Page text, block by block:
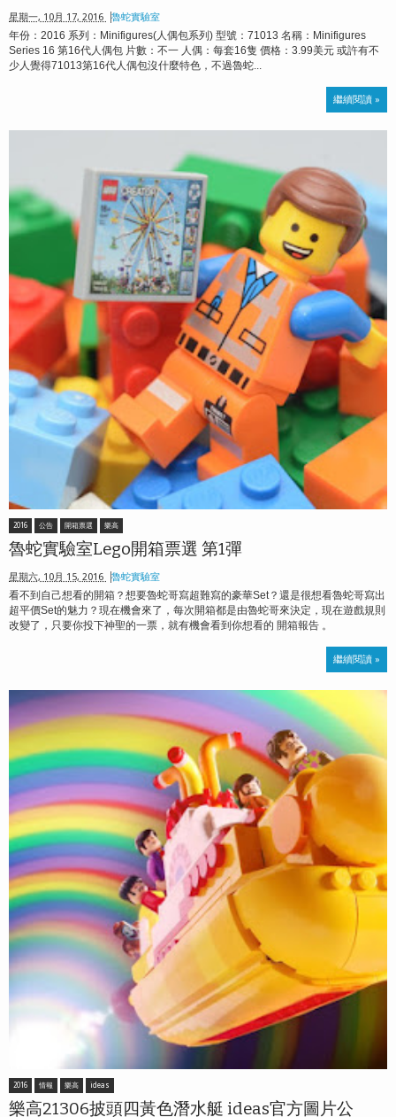
星期一, 10月 17, 2016 魯蛇實驗室
年份：2016 系列：Minifigures(人偶包系列) 型號：71013 名稱：Minifigures
Series 16 第16代人偶包 片數：不一 人偶：每套16隻 價格：3.99美元 或許有不
少人覺得71013第16代人偶包沒什麼特色，不過魯蛇...
繼續閱讀 »
2016 公告 開箱票選 樂高
魯蛇實驗室Lego開箱票選 第1彈
星期六, 10月 15, 2016 魯蛇實驗室
看不到自己想看的開箱？想要魯蛇哥寫超難寫的豪華Set？還是很想看魯蛇哥寫出
超平價Set的魅力？現在機會來了，每次開箱都是由魯蛇哥來決定，現在遊戲規則
改變了，只要你投下神聖的一票，就有機會看到你想看的 開箱報告 。
繼續閱讀 »
2016 情報 樂高 ideas
樂高21306披頭四黃色潛水艇 ideas官方圖片公